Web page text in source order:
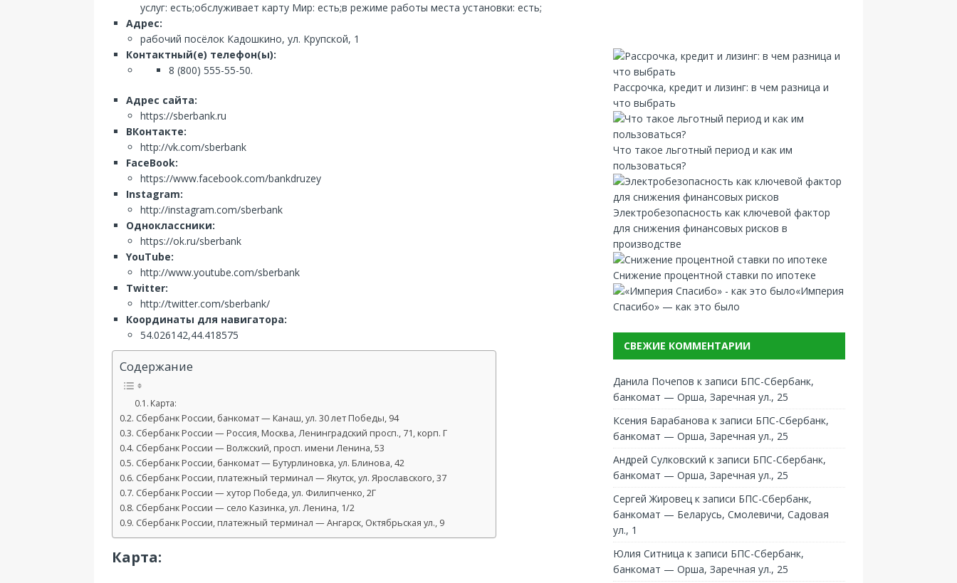
услуг: есть;обслуживает карту Мир: есть;в режиме работы места установки: есть;
Адрес:
рабочий посёлок Кадошкино, ул. Крупской, 1
Контактный(е) телефон(ы):
8 (800) 555-55-50.
Адрес сайта:
https://sberbank.ru
ВКонтакте:
http://vk.com/sberbank
FaceBook:
https://www.facebook.com/bankdruzey
Instagram:
http://instagram.com/sberbank
Одноклассники:
https://ok.ru/sberbank
YouTube:
http://www.youtube.com/sberbank
Twitter:
http://twitter.com/sberbank/
Координаты для навигатора:
54.026142,44.418575
Содержание
Карта:
Сбербанк России, банкомат — Канаш, ул. 30 лет Победы, 94
Сбербанк России — Россия, Москва, Ленинградский просп., 71, корп. Г
Сбербанк России — Волжский, просп. имени Ленина, 53
Сбербанк России, банкомат — Бутурлиновка, ул. Блинова, 42
Сбербанк России, платежный терминал — Якутск, ул. Ярославского, 37
Сбербанк России — хутор Победа, ул. Филипченко, 2Г
Сбербанк России — село Казинка, ул. Ленина, 1/2
Сбербанк России, платежный терминал — Ангарск, Октябрьская ул., 9
Карта:
Рассрочка, кредит и лизинг: в чем разница и
что выбрать
Что такое льготный период и как им
пользоваться?
Электробезопасность как ключевой фактор
для снижения финансовых рисков в
производстве
Снижение процентной ставки по ипотеке
«Империя
Спасибо» — как это было
СВЕЖИЕ КОММЕНТАРИИ
Данила Почепов к записи БПС-Сбербанк,
банкомат — Орша, Заречная ул., 25
Ксения Барабанова к записи БПС-Сбербанк,
банкомат — Орша, Заречная ул., 25
Андрей Сулковский к записи БПС-Сбербанк,
банкомат — Орша, Заречная ул., 25
Сергей Жировец к записи БПС-Сбербанк,
банкомат — Беларусь, Смолевичи, Садовая
ул., 1
Юлия Ситница к записи БПС-Сбербанк,
банкомат — Орша, Заречная ул., 25